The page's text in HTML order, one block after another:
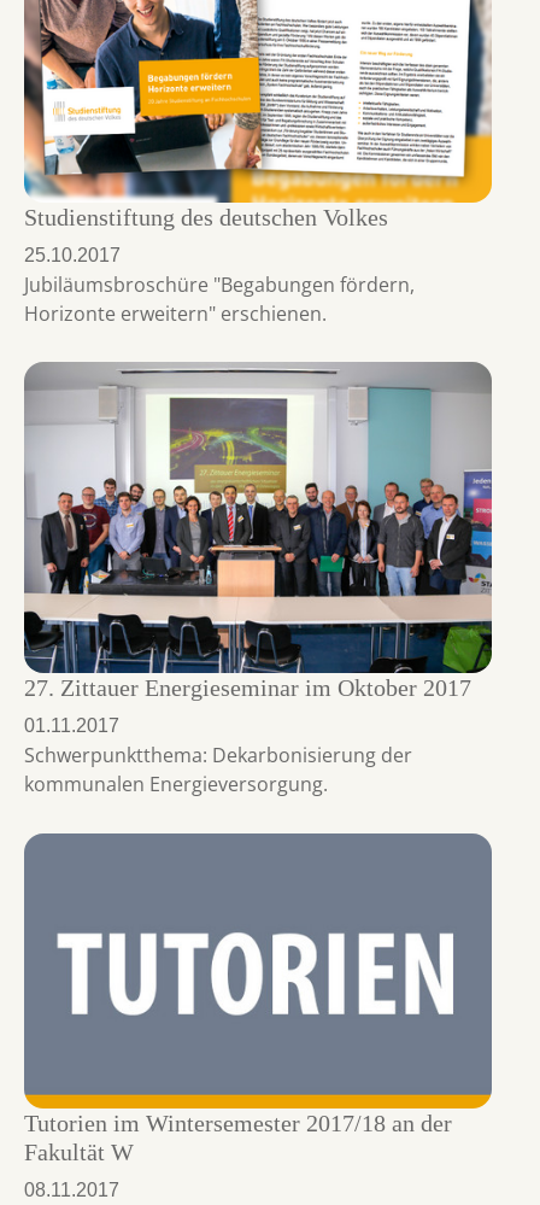
Studienstiftung des deutschen Volkes
25.10.2017
Jubiläumsbroschüre "Begabungen fördern,
Horizonte erweitern" erschienen.
27. Zittauer Energieseminar im Oktober 2017
01.11.2017
Schwerpunktthema: Dekarbonisierung der
kommunalen Energieversorgung.
Tutorien im Wintersemester 2017/18 an der
Fakultät W
08.11.2017